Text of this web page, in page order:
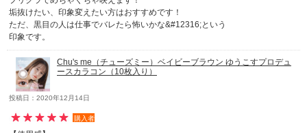
垢抜けたい、印象変えたい方はおすすめです！
ただ、黒目の人は仕事でバレたら怖いかな&#12316;という
印象です。
Chu's me（チューズミー）ベイビーブラウン ゆうこすプロデュ
ースカラコン（10枚入り）
投稿日：2020年12月14日
購入者